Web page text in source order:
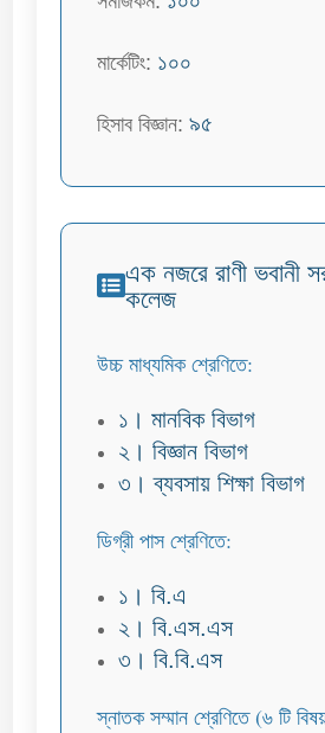
মার্কেটিং: ১০০
হিসাব বিজ্ঞান:৯৫
এক নজরে রাণী ভবানী
কলেজ
উচ্চ মাধ্যমিক শ্রেণিতে:
১। মানবিক বিভাগ
২। বিজ্ঞান বিভাগ
৩। ব্যবসায় শিক্ষা বিভাগ
ডিগ্রী পাস শ্রেণিতে:
১। বি.এ
২। বি.এস.এস
৩। বি.বি.এস
স্নাতক সম্মান শ্রেণিতে (৬ টি